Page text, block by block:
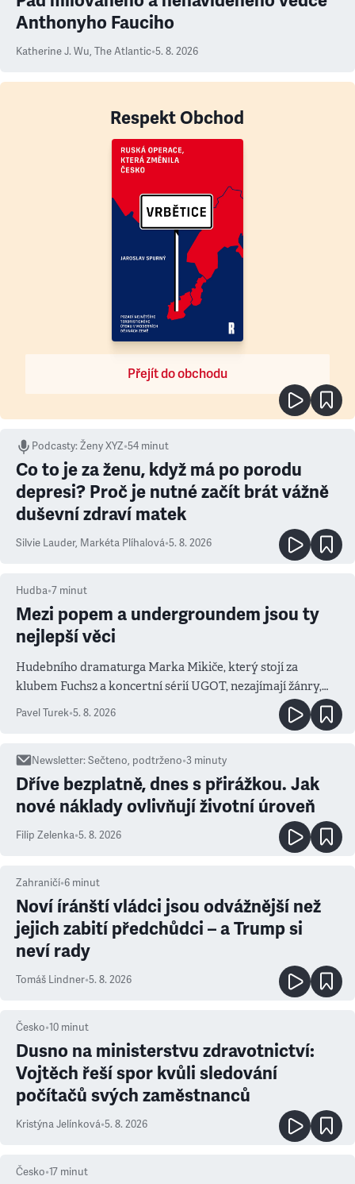
Anthonyho Fauciho
Katherine J. Wu, The Atlantic•5. 8. 2026
Respekt Obchod
Přejít do obchodu
Podcasty:Ženy XYZ•54 minut
Co to je za ženu, když má po porodu
depresi? Proč je nutné začít brát vážně
duševní zdraví matek
Silvie Lauder, Markéta Plíhalová•5. 8. 2026
Hudba•7 minut
Mezi popem a undergroundem jsou ty
nejlepší věci
Hudebního dramaturga Marka Mikiče, který stojí za
klubem Fuchs2 a koncertní sérií UGOT, nezajímají žánry,
ale atmosféra
Pavel Turek•5. 8. 2026
Newsletter:Sečteno, podtrženo•3 minuty
Dříve bezplatně, dnes s přirážkou. Jak
nové náklady ovlivňují životní úroveň
Filip Zelenka•5. 8. 2026
Zahraničí•6 minut
Noví íránští vládci jsou odvážnější než
jejich zabití předchůdci – a Trump si
neví rady
Tomáš Lindner•5. 8. 2026
Česko•10 minut
Dusno na ministerstvu zdravotnictví:
Vojtěch řeší spor kvůli sledování
počítačů svých zaměstnanců
Kristýna Jelínková•5. 8. 2026
Česko•17 minut